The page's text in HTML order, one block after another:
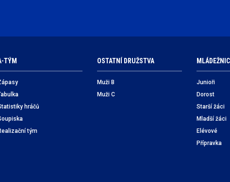
TÝM
hráčů
tým
OSTATNÍ DRUŽSTVA
Muži B
Muži C
Junioři
Dorost
Starší žáci
Mladší žáci
Elévové
Přípravka